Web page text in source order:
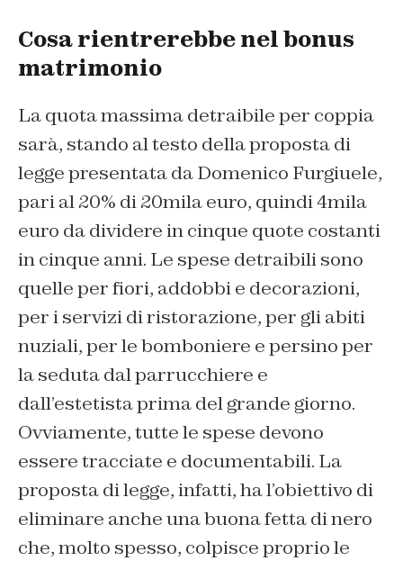
Cosa rientrerebbe nel bonus
matrimonio
La quota massima detraibile per coppia
sarà, stando al testo della proposta di
legge presentata da Domenico Furgiuele,
pari al 20% di 20mila euro, quindi 4mila
euro da dividere in cinque quote costanti
in cinque anni. Le spese detraibili sono
quelle per fiori, addobbi e decorazioni,
per i servizi di ristorazione, per gli abiti
nuziali, per le bomboniere e persino per
la seduta dal parrucchiere e
dall’estetista prima del grande giorno.
Ovviamente, tutte le spese devono
essere tracciate e documentabili. La
proposta di legge, infatti, ha l’obiettivo di
eliminare anche una buona fetta di nero
che, molto spesso, colpisce proprio le